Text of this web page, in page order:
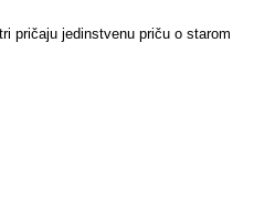
pričaju jedinstvenu priču o starom